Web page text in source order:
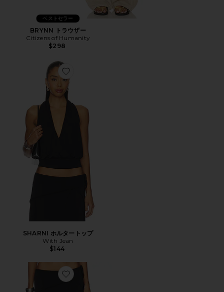
ベストセラー
BRYNN トラウザー
Citizens of Humanity
$298
Favorite SHARNI ホルタートップ
SHARNI ホルタートップ
With Jean
$144
Favorite SHARNI ミディ丈スカート